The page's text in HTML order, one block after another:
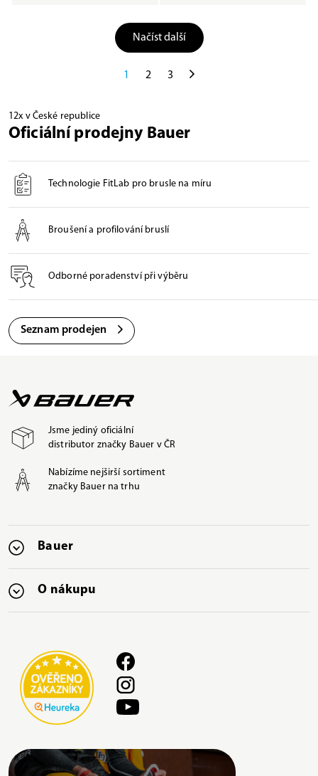
Načíst další
1 2 3
12x v České republice
Oficiální prodejny Bauer
Technologie FitLab pro brusle na míru
Broušení a profilování bruslí
Odborné poradenství při výběru
Seznam prodejen
Jsme jediný oficiální
distributor značky Bauer v ČR
Nabízíme nejširší sortiment
značky Bauer na trhu
Bauer
O nákupu